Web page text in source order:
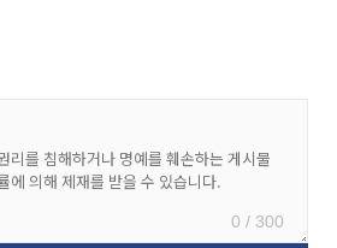
0 / 300